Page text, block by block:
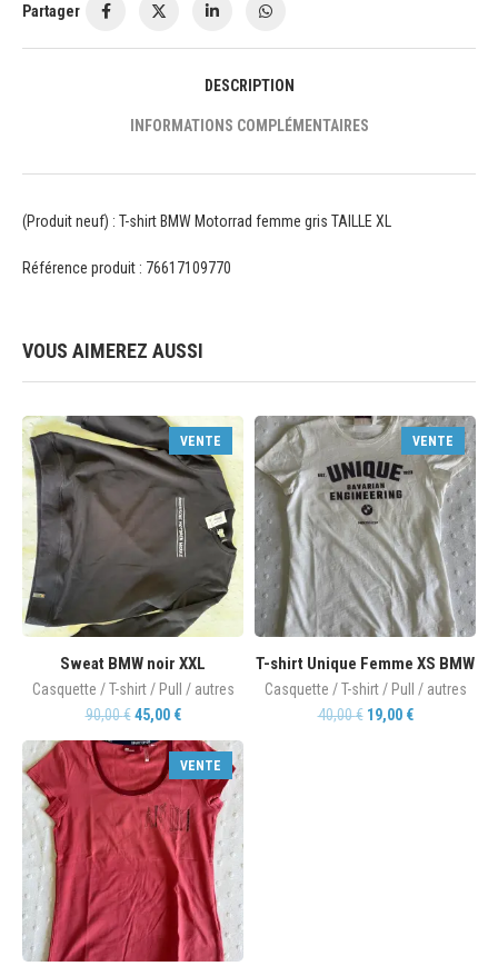
Partager
DESCRIPTION
INFORMATIONS COMPLÉMENTAIRES
(Produit neuf) : T-shirt BMW Motorrad femme gris TAILLE XL
Référence produit : 76617109770
VOUS AIMEREZ AUSSI
VENTE
Sweat BMW noir XXL
Casquette / T-shirt / Pull / autres
90,00€ 45,00 €
VENTE
T-shirt Unique Femme XS BMW
Casquette / T-shirt / Pull / autres
40,00€ 19,00 €
VENTE